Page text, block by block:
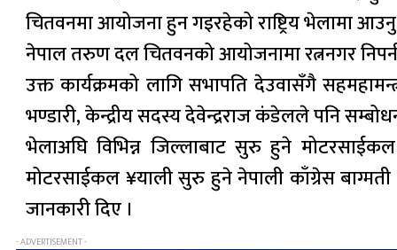
चितवनमा आयोजना हुन गइरहेको राष्ट्रिय भेलामा
नेपाल तरुण दल चितवनको आयोजनामा रत्ननगर
उक्त कार्यक्रमको लागि सभापति देउवासँगै
भण्डारी, केन्द्रीय सदस्य देवेन्द्रराज कंडेलले पनि
भेलाअघि विभिन्न जिल्लाबाट सुरु हुने
मोटरसाईकल ¥याली सुरु हुने नेपाली काँग्रेस
जानकारी दिए ।
- ADVERTISEMENT -